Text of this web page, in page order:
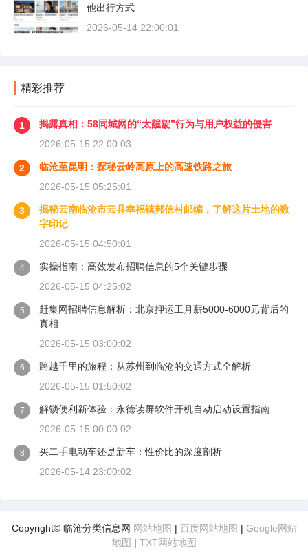
他出行方式
2026-05-14 22:00:01
精彩推荐
1
揭露真相：58同城网的“太龌龊”行为与用户权益的侵害
2026-05-15 22:00:03
2
临沧至昆明：探秘云岭高原上的高速铁路之旅
2026-05-15 05:25:01
3
揭秘云南临沧市云县幸福镇邦信村邮编，了解这片土地的数
字印记
2026-05-15 04:50:01
4
实操指南：高效发布招聘信息的5个关键步骤
2026-05-15 04:25:02
5
赶集网招聘信息解析：北京押运工月薪5000-6000元背后的
真相
2026-05-15 03:00:02
6
跨越千里的旅程：从苏州到临沧的交通方式全解析
2026-05-15 01:50:02
7
解锁便利新体验：永德读屏软件开机自动启动设置指南
2026-05-15 00:00:02
8
买二手电动车还是新车：性价比的深度剖析
2026-05-14 23:00:02
Copyright© 临沧分类信息网 网站地图 | 百度网站地图 | Google网站
地图 | TXT网站地图